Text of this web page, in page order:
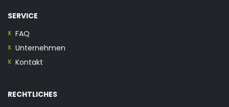
SERVICE
FAQ
Unternehmen
Kontakt
RECHTLICHES